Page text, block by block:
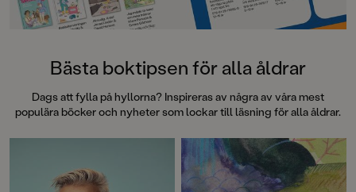
Bästa boktipsen för alla åldrar
Dags att fylla på hyllorna? Inspireras av några av våra mest
populära böcker och nyheter som lockar till läsning för alla åldrar.